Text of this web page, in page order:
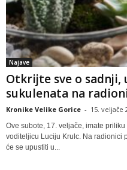
Najave
Otkrijte sve o sadnji,
sukulenata na
Kronike Velike Gorice - 15. veljače
Ove subote, 17. veljače, imate
voditeljicu Luciju Krulc. Na radionici
će se upustiti u...